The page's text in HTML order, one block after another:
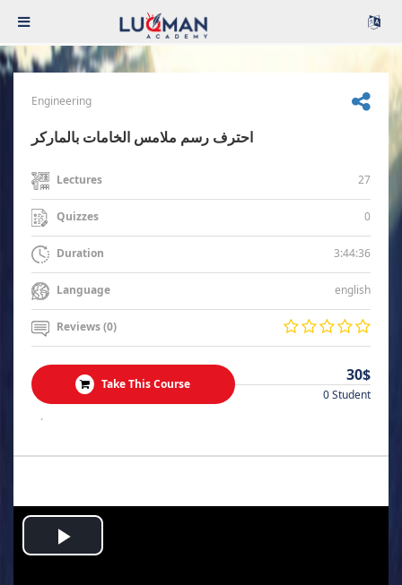
Engineering
احترف رسم ملامس الخامات بالماركر
Lectures 27
Quizzes 0
Duration 3:44:36
Language english
Reviews (0)
Take This Course 30$
0 Student
.
Play